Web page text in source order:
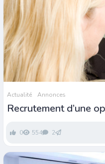
Actualité Annonces
Recrutement d’une
0 554 2